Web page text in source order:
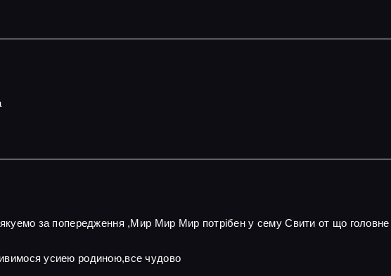
за попередження ,Мир Мир Мир потрібен у сему Свити от що головне
усиею родиною,все чудово